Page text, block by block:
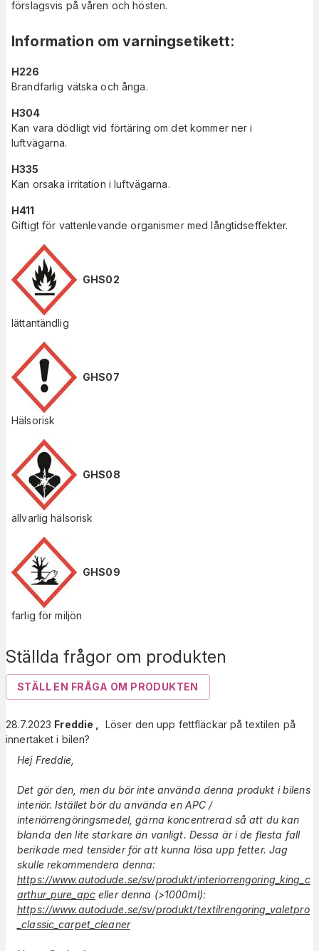
Ställda frågor om produkten
STÄLL EN FRÅGA OM PRODUKTEN
28.7.2023 Freddie
Löser den upp fettfläckar på textilen på
innertaket i bilen?
Hej Freddie,
Det gör den, men du bör inte använda denna produkt i bilens
interiör. Istället bör du använda en APC /
interiörrengöringsmedel, gärna koncentrerad så att du kan
blanda den lite starkare än vanligt. Dessa är i de flesta fall
berikade med tensider för att kunna lösa upp fetter. Jag
skulle rekommendera denna:
https://www.autodude.se/sv/produkt/interiorrengoring_king_c
arthur_pure_apceller denna (>1000ml):
https://www.autodude.se/sv/produkt/textilrengoring_valetpro
_classic_carpet_cleaner
förslagsvis på våren och hösten.
Information om varningsetikett:
H226
Brandfarlig vätska och ånga.
H304
Kan vara dödligt vid förtäring om det kommer ner i
luftvägarna.
H335
Kan orsaka irritation i luftvägarna.
H411
Giftigt för vattenlevande organismer med långtidseffekter.
GHS02
lättantändlig
GHS07
Hälsorisk
GHS08
allvarlig hälsorisk
GHS09
farlig för miljön